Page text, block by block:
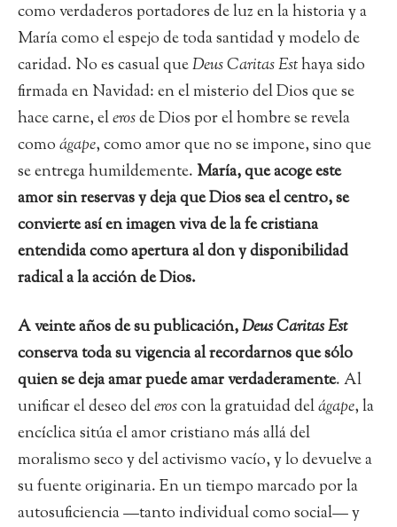
como verdaderos portadores de luz en la historia y a
María como el espejo de toda santidad y modelo de
caridad. No es casual queDeus Caritas Esthaya sido
firmada en Navidad: en el misterio del Dios que se
hace carne, elerosde Dios por el hombre se revela
comoágape, como amor que no se impone, sino que
se entrega humildemente. María, que acoge este
amor sin reservas y deja que Dios sea el centro, se
convierte así en imagen viva de la fe cristiana
entendida como apertura al don y disponibilidad
radical a la acción de Dios.
A veinte años de su publicación,Deus Caritas Est
conserva toda su vigencia al recordarnos que sólo
quien se deja amar puede amar verdaderamente. Al
unificar el deseo deleroscon la gratuidad delágape, la
encíclica sitúa el amor cristiano más allá del
moralismo seco y del activismo vacío, y lo devuelve a
su fuente originaria. En un tiempo marcado por la
autosuficiencia —tanto individual como social— y